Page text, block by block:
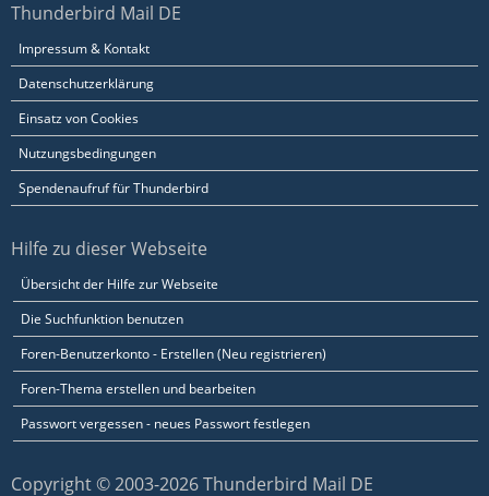
Thunderbird Mail DE
Impressum & Kontakt
Datenschutzerklärung
Einsatz von Cookies
Nutzungsbedingungen
Spendenaufruf für Thunderbird
Hilfe zu dieser Webseite
Übersicht der Hilfe zur Webseite
Die Suchfunktion benutzen
Foren-Benutzerkonto - Erstellen (Neu registrieren)
Foren-Thema erstellen und bearbeiten
Passwort vergessen - neues Passwort festlegen
Copyright © 2003-2026 Thunderbird Mail DE